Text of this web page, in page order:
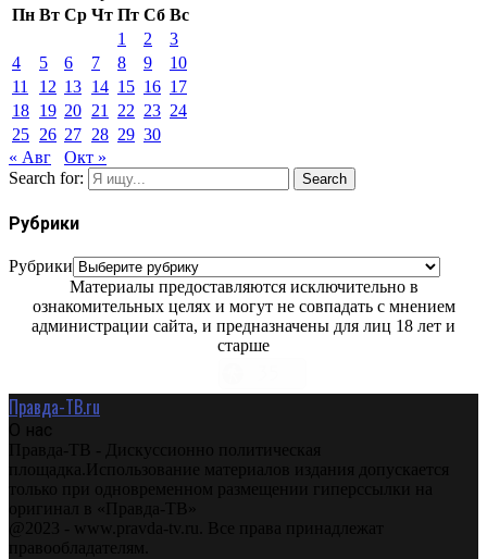
Пн Вт Ср Чт Пт Сб Вс
1
2
3
4
5 6 7 8 9
10
11
12 13 14 15 16 17
18 19 20 21 22 23 24
25 26 27 28 29 30
« Авг
Окт »
Search for:
Search
Рубрики
Рубрики
Материалы предоставляются исключительно в
ознакомительных целях и могут не совпадать с мнением
администрации сайта, и предназначены для лиц 18 лет и
старше
Правда-ТВ.ru
О нас
Правда-ТВ - Дискуссионно политическая
площадка.Использование материалов издания допускается
только при одновременном размещении гиперссылки на
оригинал в «Правда-ТВ»
@2023 - www.pravda-tv.ru. Все права принадлежат
правообладателям.